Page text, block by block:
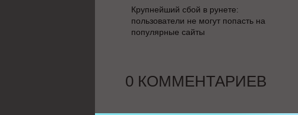
Крупнейший сбой в рунете:
пользователи не могут попасть на
популярные сайты
0 КОММЕНТАРИЕВ